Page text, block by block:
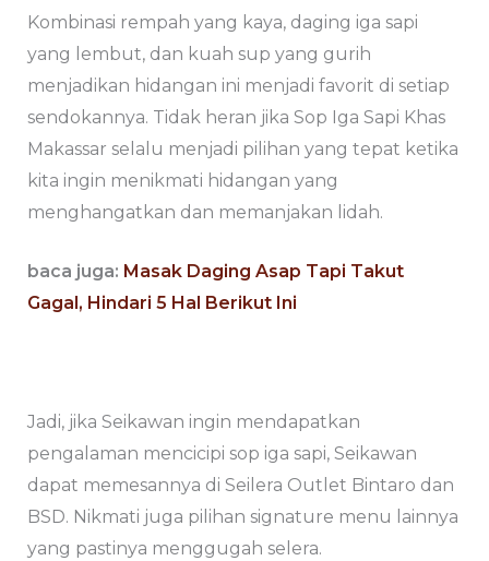
Kombinasi rempah yang kaya, daging iga sapi
yang lembut, dan kuah sup yang gurih
menjadikan hidangan ini menjadi favorit di setiap
sendokannya. Tidak heran jika Sop Iga Sapi Khas
Makassar selalu menjadi pilihan yang tepat ketika
kita ingin menikmati hidangan yang
menghangatkan dan memanjakan lidah.
baca juga: Masak Daging Asap Tapi Takut
Gagal, Hindari 5 Hal Berikut Ini
Jadi, jika Seikawan ingin mendapatkan
pengalaman mencicipi sop iga sapi, Seikawan
dapat memesannya di Seilera Outlet Bintaro dan
BSD. Nikmati juga pilihan signature menu lainnya
yang pastinya menggugah selera.